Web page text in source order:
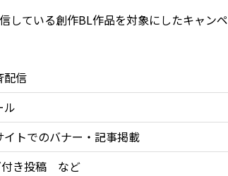
している創作BL作品を対象にしたキャン
配信
ル
トでのバナー・記事掲載
付き投稿 など